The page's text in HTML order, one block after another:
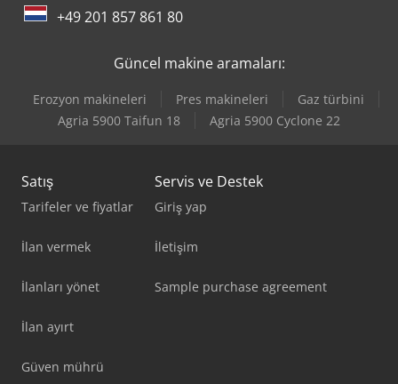
Tec Rotec+49 201 857 861 80
Güncel makine aramaları:
Erozyon makineleri Pres makineleri
Gaz türbini
Agria 5900 Taifun 18
Agria 5900 Cyclone 22
Satış
Tarifeler ve fiyatlar
İlan vermek
İlanları yönet
İlan ayırt
Güven mührü
Servis ve Destek
Giriş yap
İletişim
Sample purchase agreement